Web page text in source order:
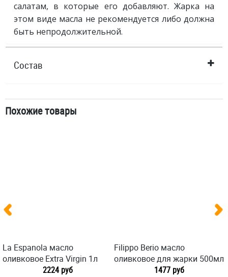
салатам, в которые его добавляют. Жарка на
этом виде масла не рекомендуется либо должна
быть непродолжительной.
Состав
Похожие товары
La Espanola масло
оливковое Extra Virgin 1л
2224 руб
Filippo Berio масло
оливковое для жарки 500мл
1477 руб